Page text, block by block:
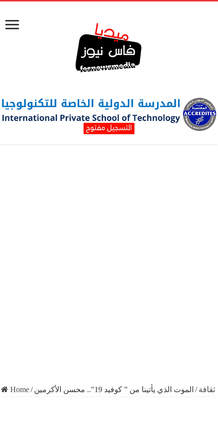
Home/ ثقافة / الموت الذي يأتينا من ” كوفيد 19″.. محسن الأكرمين